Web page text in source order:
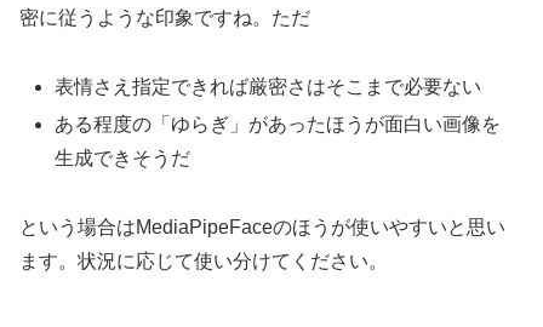
密に従うような印象ですね。ただ
表情さえ指定できれば厳密さはそこまで必要ない
ある程度の「ゆらぎ」があったほうが面白い画像を
生成できそうだ
という場合はMediaPipeFaceのほうが使いやすいと思い
ます。状況に応じて使い分けてください。